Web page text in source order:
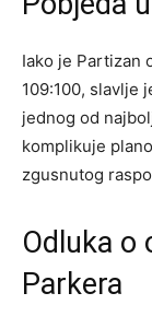
Iako je Partizan
109:100, slavlje
jednog od
komplikuje
zgusnutog
Odluka o
Parkera